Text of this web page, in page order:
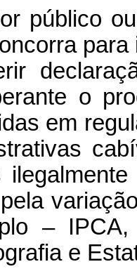
público
o
em
–
e